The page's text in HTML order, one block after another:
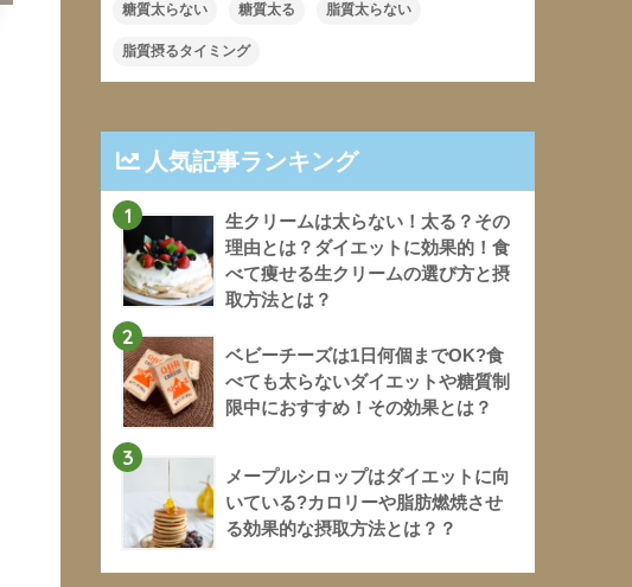
糖質太らない 糖質太る 脂質太らない
脂質摂るタイミング
人気記事ランキング
1
生クリームは太らない！太る？その
理由とは？ダイエットに効果的！食
べて痩せる生クリームの選び方と摂
取方法とは？
2
ベビーチーズは1日何個までOK?食
べても太らないダイエットや糖質制
限中におすすめ！その効果とは？
3
メープルシロップはダイエットに向
いている?カロリーや脂肪燃焼させ
る効果的な摂取方法とは？？